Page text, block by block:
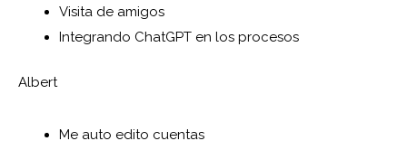
Visita de amigos
Integrando ChatGPT en los procesos
Albert
Me auto edito cuentas